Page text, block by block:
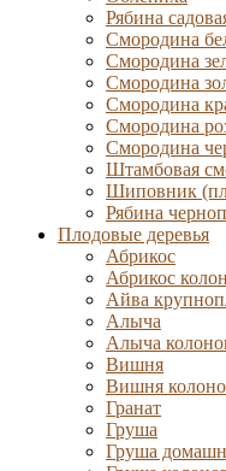
Рябина
Смородина
Смородина
Смородина
Смородина
Смородина
Смородина
Штамбовая
Шиповник
Рябина
Плодовые деревья
Абрикос
Абрикос
Айва
Алыча
Алыча
Вишня
Вишня
Гранат
Груша
Груша